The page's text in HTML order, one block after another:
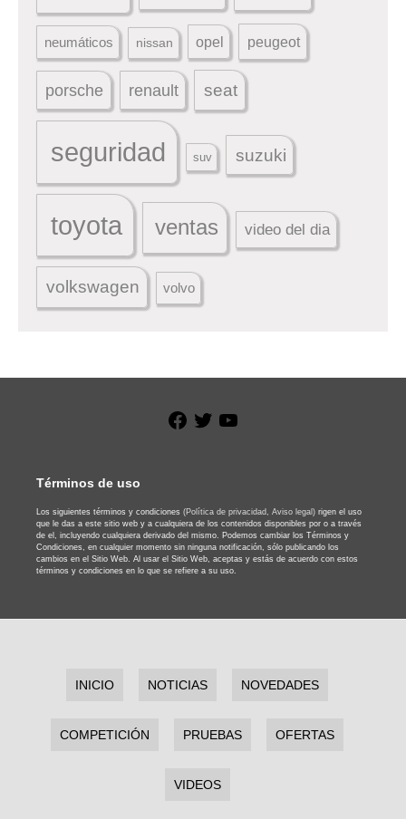
neumáticos nissan opel peugeot
porsche renault seat
seguridad suv suzuki
toyota ventas video del dia
volkswagen volvo
Facebook
Twitter
Términos de uso
Los siguientes términos y condiciones (Política de privacidad, Aviso legal) rigen el uso
que le das a este sitio web y a cualquiera de los contenidos disponibles por o a través
de el, incluyendo cualquiera derivado del mismo. Podemos cambiar los Términos y
Condiciones, en cualquier momento sin ninguna notificación, sólo publicando los
cambios en el Sitio Web. Al usar el Sitio Web, aceptas y estás de acuerdo con estos
términos y condiciones en lo que se refiere a su uso.
INICIO NOTICIAS NOVEDADES
COMPETICIÓN PRUEBAS OFERTAS
VIDEOS